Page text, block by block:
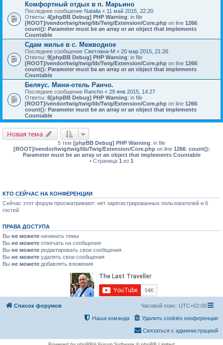
Комфортный отдых в п. Марьино
Последнее сообщение Natalia « 11 май 2015, 22:20
Ответы: 4[phpBB Debug] PHP Warning: in file
[ROOT]/vendor/twig/twig/lib/Twig/Extension/Core.php on line 1266:
count(): Parameter must be an array or an object that implements
Countable
Сдам жилье в с. Межводное
Последнее сообщение Светлана-М « 20 мар 2015, 21:26
Ответы: 9[phpBB Debug] PHP Warning: in file
[ROOT]/vendor/twig/twig/lib/Twig/Extension/Core.php on line 1266:
count(): Parameter must be an array or an object that implements
Countable
Беляус. Мини-отель Ранчо.
Последнее сообщение Rancho « 29 янв 2015, 14:27
Ответы: 6[phpBB Debug] PHP Warning: in file
[ROOT]/vendor/twig/twig/lib/Twig/Extension/Core.php on line 1266:
count(): Parameter must be an array or an object that implements
Countable
Новая тема
5 тем [phpBB Debug] PHP Warning: in file
[ROOT]/vendor/twig/twig/lib/Twig/Extension/Core.phpon line 1266: count():
Parameter must be an array or an object that implements Countable
• Страница 1 из 1
КТО СЕЙЧАС НА КОНФЕРЕНЦИИ
Сейчас этот форум просматривают: нет зарегистрированных пользователей и 6
гостей
ПРАВА ДОСТУПА
Вы не можете начинать темы
Вы не можете отвечать на сообщения
Вы не можете редактировать свои сообщения
Вы не можете удалять свои сообщения
Вы не можете добавлять вложения
Список форумов Часовой пояс: UTC+02:00
Удалить cookies конференции
Наша команда
Связаться с администрацией